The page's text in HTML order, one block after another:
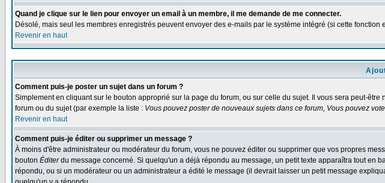
Quand je clique sur le lien pour envoyer un email à un membre, il me demande de me connecter.
Désolé, mais seul les membres enregistrés peuvent envoyer des e-mails par le système intégré (si cette
Revenir en haut
Comment puis-je poster un sujet dans un forum ?
Simplement en cliquant sur le bouton approprié sur la page du forum, ou sur celle du sujet. Il vous sera peut-
forum ou du sujet (par exemple la liste : Vous pouvez poster de nouveaux sujets dans ce forum, Vous pouvez
Revenir en haut
Comment puis-je éditer ou supprimer un message ?
À moins d'être administrateur ou modérateur du forum, vous ne pouvez éditer ou supprimer que vos propres
bouton Éditerdu message concerné. Si quelqu'un a déjà répondu au message, un petit texte apparaîtra tout en
répondu, ou si un modérateur ou un administrateur a édité le message (il devrait laisser un petit message